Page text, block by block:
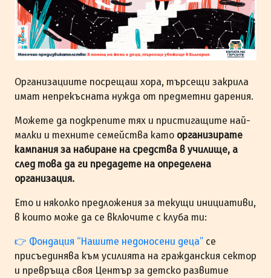
Организациите посрещаш хора, търсещи закрила
имат непрекъсната нужда от предметни дарения.
Можете да подкрепите тях и пристигащите най-
малки и техните семейства като организирате
кампания за набиране на средства в училище, а
след това да ги предадете на определена
организация.
Eто и няколко предложения за текущи инициативи,
в които може да се включите с клуба ти:
👉 Фондация “Нашите недоносени деца” се
присъединява към усилията на гражданския сектор
и превръща своя Център за детско развитие